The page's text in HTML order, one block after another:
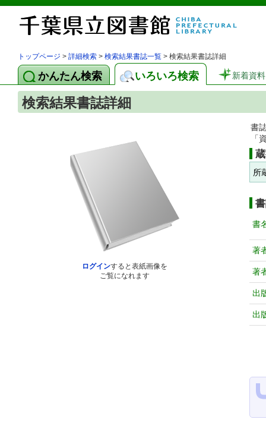
トップページ > 詳細検索 > 検索結果書誌一覧 > 検索結果書誌詳細
かんたん検索 いろいろ検索 新着資料
検索結果書誌詳細
ログインすると表紙画像を
ご覧になれます
書
「
所
書
著
著
出
出